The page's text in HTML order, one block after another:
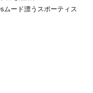
ムード漂うスポーティス